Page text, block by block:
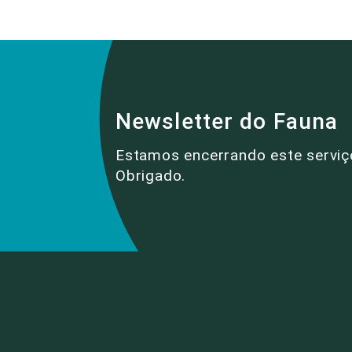
Newsletter do Fauna
Estamos encerrando este
Obrigado.